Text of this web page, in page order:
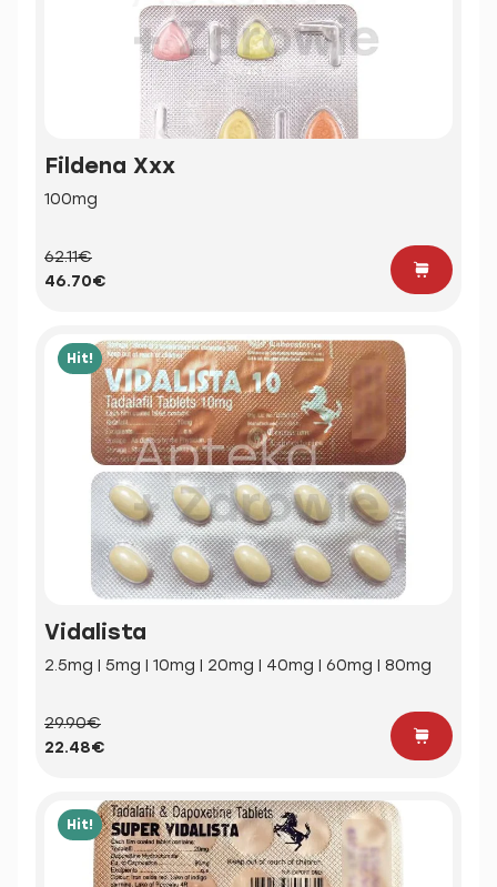
Fildena Xxx
100mg
62.11€
46.70€
Hit!
Vidalista
2.5mg | 5mg | 10mg | 20mg | 40mg | 60mg | 80mg
29.90€
22.48€
Hit!